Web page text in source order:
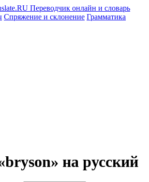
Спряжение и склонение Грамматика
на русский